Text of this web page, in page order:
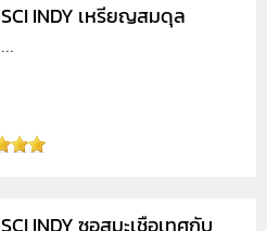
SCI INDY เหรียญสมดุล
...
SCI INDY ซอสมะเชือเทศกับ